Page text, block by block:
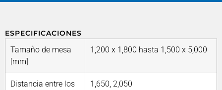
ESPECIFICACIONES
Tamaño de mesa
[mm]
1,200 x 1,800 hasta 1,500 x 5,000
Distancia entre los
1,650, 2,050